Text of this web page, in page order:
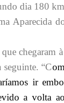
dia 180
Aparecida
chegaram
“C
ir
a volta